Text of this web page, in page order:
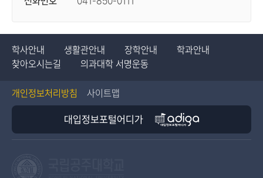
학사안내 생활관안내 장학안내
학과안내
찾아오시는길
의과대학 서명운동
개인정보처리방침 사이트맵
대입정보포털어디가